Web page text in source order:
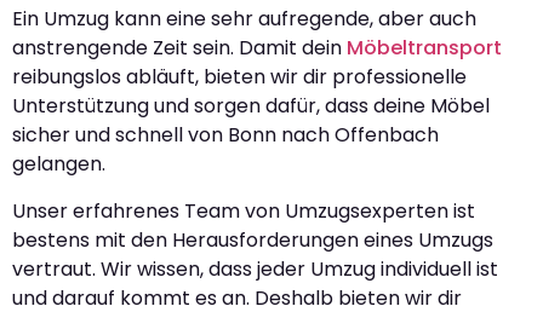
Ein Umzug kann eine sehr aufregende, aber auch
anstrengende Zeit sein. Damit dein Möbeltransport
reibungslos abläuft, bieten wir dir professionelle
Unterstützung und sorgen dafür, dass deine Möbel
sicher und schnell von Bonn nach Offenbach
gelangen.
Unser erfahrenes Team von Umzugsexperten ist
bestens mit den Herausforderungen eines Umzugs
vertraut. Wir wissen, dass jeder Umzug individuell ist
und darauf kommt es an. Deshalb bieten wir dir